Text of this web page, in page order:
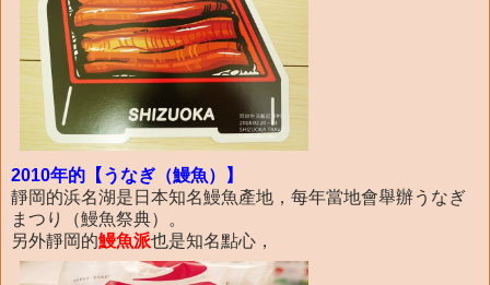
2010年的【うなぎ（鰻魚）】
靜岡的浜名湖是日本知名鰻魚產地，每年當地會舉辦うなぎ
まつり（鰻魚祭典）。
另外靜岡的鰻魚派也是知名點心，